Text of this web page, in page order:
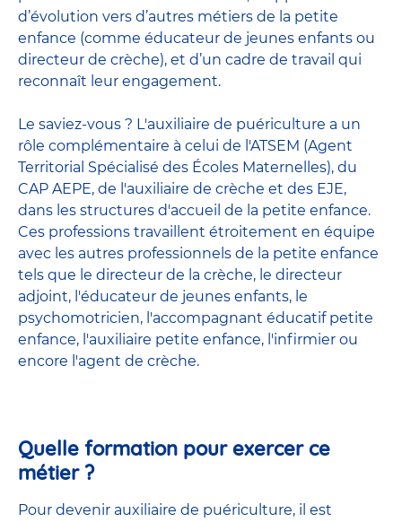
d’évolution vers d’autres métiers de la petite
enfance (comme éducateur de jeunes enfants ou
directeur de crèche), et d’un cadre de travail qui
reconnaît leur engagement.
Le saviez-vous ? L'auxiliaire de puériculture a un
rôle complémentaire à celui de l'ATSEM (Agent
Territorial Spécialisé des Écoles Maternelles), du
CAP AEPE, de l'auxiliaire de crèche et des EJE,
dans les structures d'accueil de la petite enfance.
Ces professions travaillent étroitement en équipe
avec les autres professionnels de la petite enfance
tels que le directeur de la crèche, le directeur
adjoint, l'éducateur de jeunes enfants, le
psychomotricien, l'accompagnant éducatif petite
enfance, l'auxiliaire petite enfance, l'infirmier ou
encore l'agent de crèche.
Quelle formation pour exercer ce
métier ?
Pour devenir auxiliaire de puériculture, il est